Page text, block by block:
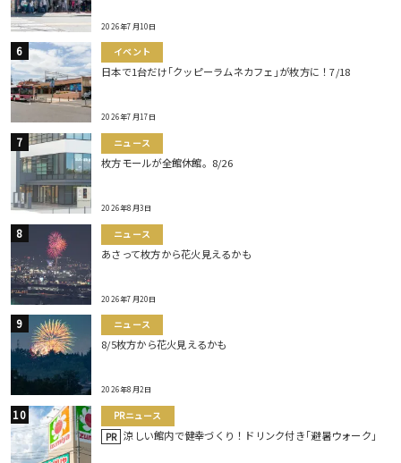
2026年7月10日
イベント
日本で1台だけ｢クッピーラムネカフェ｣が枚方に！7/18
2026年7月17日
ニュース
枚方モールが全館休館。8/26
2026年8月3日
ニュース
あさって枚方から花火見えるかも
2026年7月20日
ニュース
8/5枚方から花火見えるかも
2026年8月2日
PRニュース
PR 涼しい館内で健幸づくり！ドリンク付き｢避暑ウォーク｣